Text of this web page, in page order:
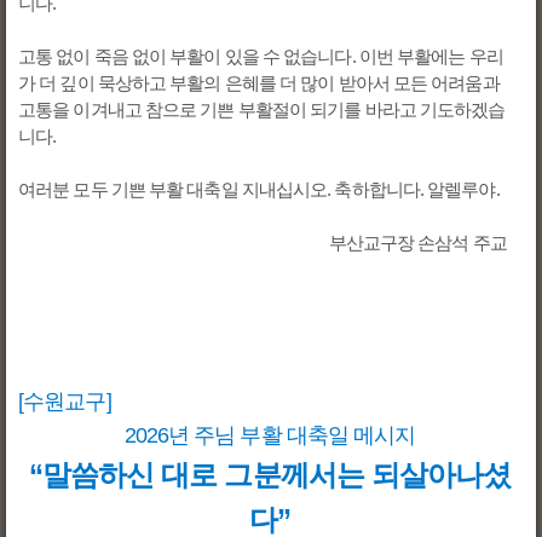
고통 없이 죽음 없이 부활이 있을 수 없습니다. 이번 부활에는 우리
가 더 깊이 묵상하고 부활의 은혜를 더 많이 받아서 모든 어려움과
고통을 이겨내고 참으로 기쁜 부활절이 되기를 바라고 기도하겠습
니다.
여러분 모두 기쁜 부활 대축일 지내십시오. 축하합니다. 알렐루야.
부산교구장 손삼석 주교
[수원교구]
2026년 주님 부활 대축일 메시지
“말씀하신 대로 그분께서는 되살아나셨
다”